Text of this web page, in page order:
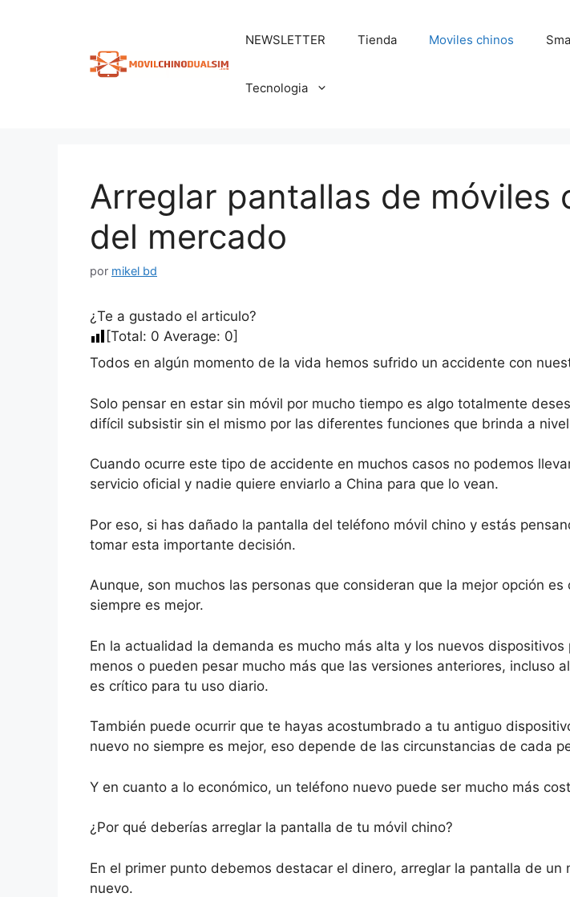
NEWSLETTER Tienda Moviles chinos
Tecnologia
Arreglar pantallas de móviles
del mercado
por mikel bd
¿Te a gustado el articulo?
[Total: 0 Average: 0]
Todos en algún momento de la vida hemos sufrido un accidente con
Solo pensar en estar sin móvil por mucho tiempo es algo totalmente
difícil subsistir sin el mismo por las diferentes funciones que brinda a
Cuando ocurre este tipo de accidente en muchos casos no podemos
servicio oficial y nadie quiere enviarlo a China para que lo vean.
Por eso, si has dañado la pantalla del teléfono móvil chino y estás
tomar esta importante decisión.
Aunque, son muchos las personas que consideran que la mejor opción
siempre es mejor.
En la actualidad la demanda es mucho más alta y los nuevos
menos o pueden pesar mucho más que las versiones anteriores, incluso
es crítico para tu uso diario.
También puede ocurrir que te hayas acostumbrado a tu antiguo
nuevo no siempre es mejor, eso depende de las circunstancias de cada
Y en cuanto a lo económico, un teléfono nuevo puede ser mucho más
¿Por qué deberías arreglar la pantalla de tu móvil chino?
En el primer punto debemos destacar el dinero, arreglar la pantalla de
nuevo.